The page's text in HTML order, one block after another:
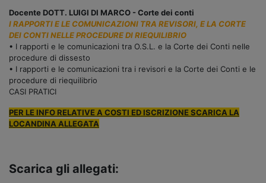
Docente DOTT. LUIGI DI MARCO - Corte dei conti
I RAPPORTI E LE COMUNICAZIONI TRA REVISORI, E LA CORTE
DEI CONTI NELLE PROCEDURE DI RIEQUILIBRIO
• I rapporti e le comunicazioni tra O.S.L. e la Corte dei Conti nelle
procedure di dissesto
• I rapporti e le comunicazioni tra i revisori e la Corte dei Conti e le
procedure di riequilibrio
CASI PRATICI
PER LE INFO RELATIVE A COSTI ED ISCRIZIONE SCARICA LA
LOCANDINA ALLEGATA
Scarica gli allegati: